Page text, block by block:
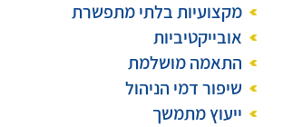
מקצועיות בלתי מתפשרת
אובייקטיביות
התאמה מושלמת
שיפור דמי הניהול
ייעוץ מתמשך